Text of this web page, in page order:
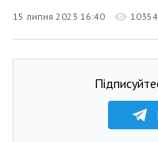
15 липня 2023 16:40 10354